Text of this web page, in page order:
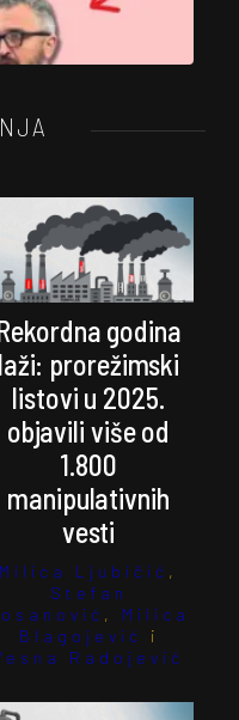
godina
laži: prorežimski
listovi u 2025.
objavili više od
1.800
manipulativnih
vesti
Milica Ljubičić ,
Stefan
, Milica
Blagojević
i
Radojević